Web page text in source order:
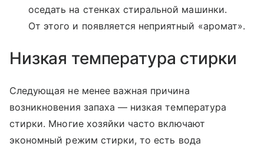
оседать на стенках стиральной машинки.
От этого и появляется неприятный «аромат».
Низкая температура стирки
Следующая не менее важная причина
возникновения запаха — низкая температура
стирки. Многие хозяйки часто включают
экономный режим стирки, то есть вода